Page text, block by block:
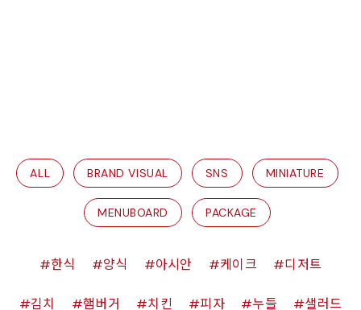
ALL BRAND VISUAL SNS MINIATURE
MENUBOARD PACKAGE
한식 양식 아시안 케이크 디저트
김치 햄버거 치킨 피자 누들 샐러드